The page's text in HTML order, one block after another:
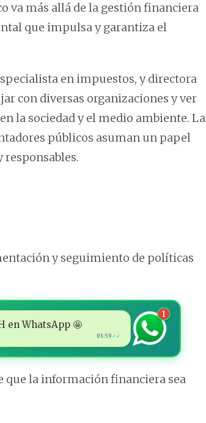
va más allá de la gestión financiera
que impulsa y garantiza el
en impuestos, y directora
con diversas organizaciones y ver
la sociedad y el medio ambiente. La
públicos asuman un papel
responsables.
y seguimiento de políticas
en WhatsApp 🤩
03:59 ✓✓
1
que la información financiera sea